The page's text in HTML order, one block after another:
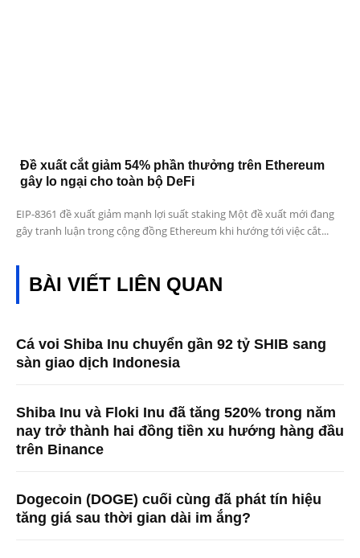
Đề xuất cắt giảm 54% phần thưởng trên Ethereum
gây lo ngại cho toàn bộ DeFi
EIP-8361 đề xuất giảm mạnh lợi suất staking Một đề xuất mới đang
gây tranh luận trong cộng đồng Ethereum khi hướng tới việc cắt...
BÀI VIẾT LIÊN QUAN
Cá voi Shiba Inu chuyển gần 92 tỷ SHIB sang
sàn giao dịch Indonesia
Shiba Inu và Floki Inu đã tăng 520% ​​trong năm
nay trở thành hai đồng tiền xu hướng hàng đầu
trên Binance
Dogecoin (DOGE) cuối cùng đã phát tín hiệu
tăng giá sau thời gian dài im ắng?